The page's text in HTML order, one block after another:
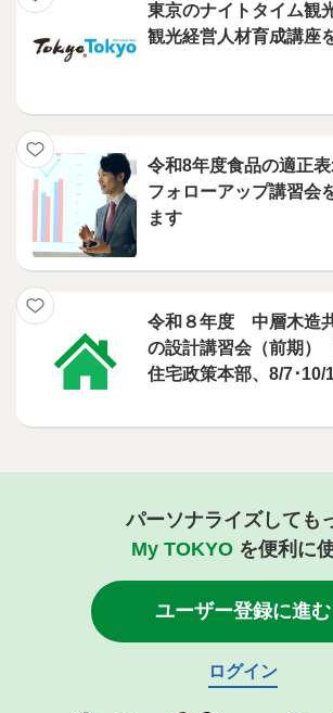
東京のナイトタイム観
観光経営人材育成講座
令和8年度食品の適正
フォローアップ講習会
ます
令和８年度 中層木造
の設計講習会（前期）
住宅政策本部、8/7･10/
パーソナライズしても
My TOKYOを便利に
ユーザー登録に進む
ログイン